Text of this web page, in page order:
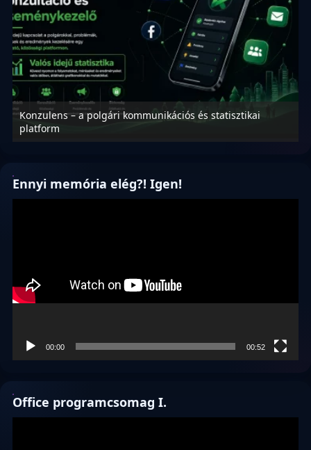
Konzulens – a polgári kommunikációs és statisztikai
platform
Ennyi memória elég?! Igen!
00:00 00:52
Office programcsomag I.